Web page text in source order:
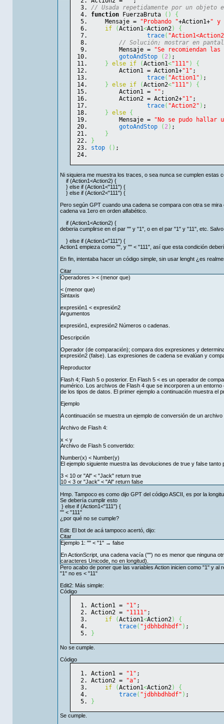
// Usada repetidamente por un objeto
function FuerzaBruta ( )
{
Mensaje =
"Probando "+Action1+" y
if
(Action1<Action2)
{
trace(
// Solución; mostrar en
Mensaje =
"Se recomiendan
gotoAndStop
( 2) ;
} else if (Action1<"111" )
{
Action1 = Action1+"1" ;
trace( "Action1" ) ;
} else if (Action2<"111" )
{
Action1 =
"" ;
Action2 = Action2+"1" ;
trace( "Action2" ) ;
} else {
Mensaje =
"No se pudo hallar
gotoAndStop
( 2) ;
}
}
stop
( ) ;
Ni siquiera me muestra los traces, o sea nunca se cumplen estas
if (Action1<Action2) {
} else if (Action1<"111") {
} else if (Action2<"111") {
Pero según GPT cuando una cadena se compara con otra se
cadena va 1ero en orden alfabético.
if (Action1<Action2) {
deberia cumplirse en el par "" y "1", o en el par "1" y "11", etc.
} else if (Action1<"111") {
Action1 empieza como "", y "" < "111", así que esta condición
En fin, intentaba hacer un código simple, sin usar lenght ¿es
Citar
Operadores > < (menor que)
< (menor que)
Sintaxis
expresión1 < expresión2
Argumentos
expresión1, expresión2 Números o cadenas.
Descripción
Operador (de comparación); compara dos expresiones y
expresión2 (false). Las expresiones de cadena se evalúan y
Reproductor
Flash 4; Flash 5 o posterior. En Flash 5 < es un operador de
numérico. Los archivos de Flash 4 que se incorporen a un
de los tipos de datos. El primer ejemplo a continuación muestra el
Ejemplo
A continuación se muestra un ejemplo de conversión de un
Archivo de Flash 4:
x < y
Archivo de Flash 5 convertido:
Number(x) < Number(y)
El ejemplo siguiente muestra las devoluciones de true y false
3 < 10 or "Al" < "Jack" return true
10 < 3 or "Jack" < "Al" return false
Hmp. Tampoco es como dijo GPT del código ASCII, es por la
Se debería cumplir esto
} else if (Action1<"111") {
"" < "111"
¿por qué no se cumple?
Edit: El bot de acá tampoco acertó, dijo:
Citar
Ejemplo 1: "" < "1" → false
En ActionScript, una cadena vacía ("") no es menor que ninguna
caracteres Unicode, no en longitud).
Pero acabo de poner que las variables Action inicien como "1" y al
"1" no es < "11"
Edit2: Más simple:
Código
Action1 = "1" ;
Action2 =
"1111" ;
if
(Action1<Action2)
{
trace( "jdbhbdhbdf" ) ;
}
No se cumple.
Código
Action1 = "1" ;
Action2 =
"a" ;
if
(Action1<Action2)
{
trace( "jdbhbdhbdf" ) ;
}
Se cumple.